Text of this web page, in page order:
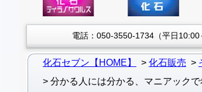
電話：050-3550-1734（平日10:00
化石セブン【HOME】 化石販売
分かる人には分かる、マニアック